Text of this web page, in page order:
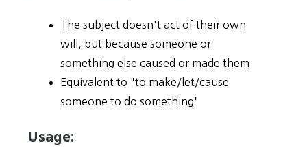
The subject doesn't act of their own
will, but because someone or
something else caused or made them
Equivalent to "to make/let/cause
someone to do something"
Usage: